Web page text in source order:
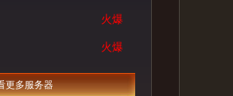
火爆
火爆
更多服务器